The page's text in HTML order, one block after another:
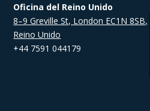
Oficina del Reino Unido
8–9 Greville St, London EC1N 8SB,
Reino Unido
+44 7591 044179